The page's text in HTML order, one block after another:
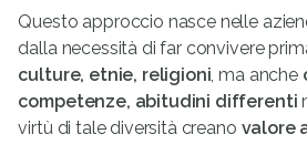
Questo approccio nasce nelle
dalla necessità di far convivere
culture, etnie, religioni, ma anche
competenze, abitudini differenti
virtù di tale diversità creano valore